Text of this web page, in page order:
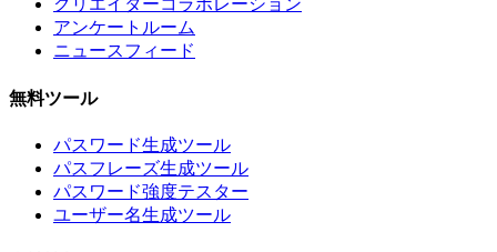
クリエイターコラボレーション
アンケートルーム
ニュースフィード
無料ツール
パスワード生成ツール
パスフレーズ生成ツール
パスワード強度テスター
ユーザー名生成ツール